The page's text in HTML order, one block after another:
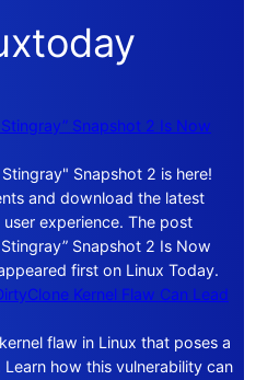
Snapshot 2 Is Now
Snapshot 2 is here!
and download the latest
experience. The post
Snapshot 2 Is Now
first on Linux Today.
Kernel Flaw Can Lead
flaw in Linux that poses a
how this vulnerability can